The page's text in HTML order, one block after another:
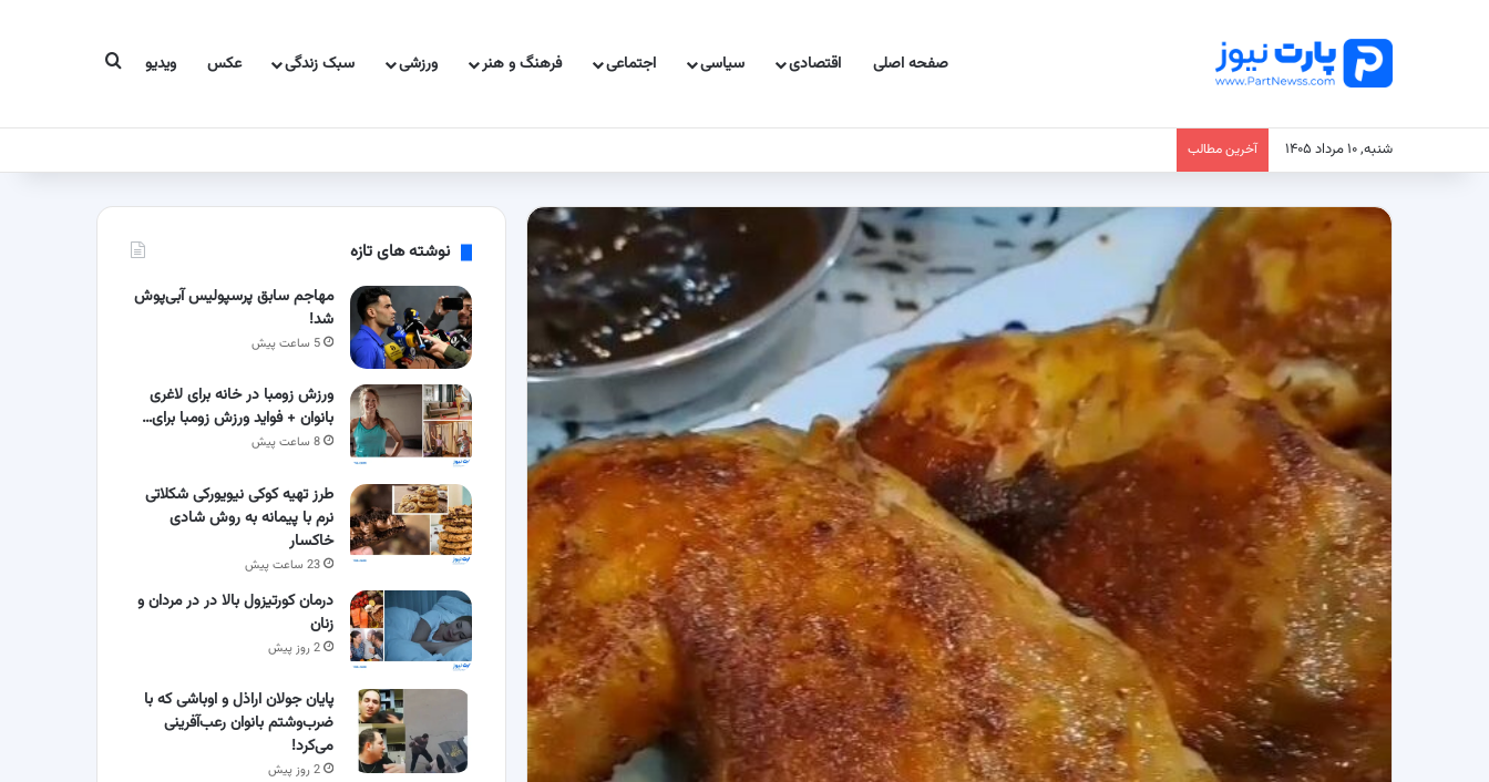
صفحه اصلی اقتصادی سیاسی اجتماعی فرهنگ و هنر ورزشی سبک زندگی عکس ویدیو جستجو برای
شنبه, ۱۰ مرداد ۱۴۰۵ آخرین مطالب
نوشته های تازه
مهاجم سابق پرسپولیس آبی‌پوش
شد!
5 ساعت پیش
ورزش زومبا در خانه برای لاغری
بانوان + فواید ورزش زومبا برای…
8 ساعت پیش
طرز تهیه کوکی نیویورکی شکلاتی
نرم با پیمانه به روش شادی
خاکسار
23 ساعت پیش
درمان کورتیزول بالا در در مردان و
زنان
2 روز پیش
پایان جولان اراذل و اوباشی که با
ضرب‌وشتم بانوان رعب‌آفرینی
می‌کرد!
2 روز پیش